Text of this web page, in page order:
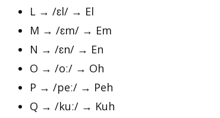
L → /ɛl/ → El
M → /ɛm/ → Em
N → /ɛn/ → En
O → /oː/ → Oh
P → /peː/ → Peh
Q → /kuː/ → Kuh